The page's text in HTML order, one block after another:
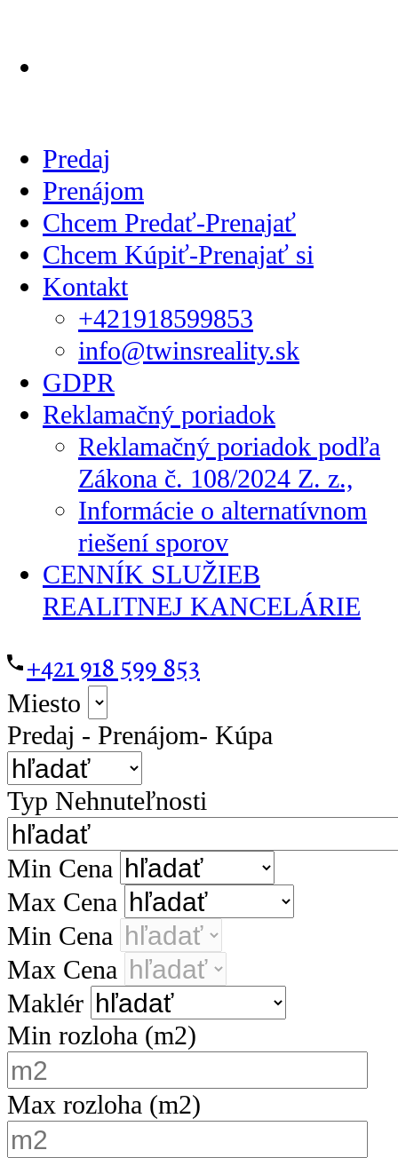
Predaj
Prenájom
Chcem Predať-Prenajať
Chcem Kúpiť-Prenajať si
Kontakt
+421918599853
info@twinsreality.sk
GDPR
Reklamačný poriadok
Reklamačný poriadok podľa
Zákona č. 108/2024 Z. z.,
Informácie o alternatívnom
riešení sporov
CENNÍK SLUŽIEB
REALITNEJ KANCELÁRIE
+421 918 599 853
Miesto
Predaj - Prenájom- Kúpa
Typ Nehnuteľnosti
Min Cena
Max Cena
Min Cena
Max Cena
Maklér
Min rozloha (m2)
Max rozloha (m2)